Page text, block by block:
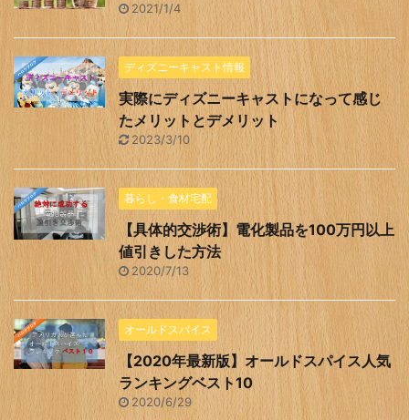
2021/1/4
ディズニーキャスト情報
実際にディズニーキャストになって感じ
たメリットとデメリット
2023/3/10
暮らし・食材宅配
【具体的交渉術】電化製品を100万円以上
値引きした方法
2020/7/13
オールドスパイス
【2020年最新版】オールドスパイス人気
ランキングベスト10
2020/6/29